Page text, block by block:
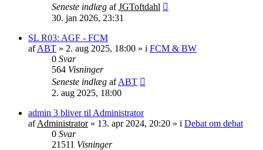
Seneste indlæg afJGToftdahl
30. jan 2026, 23:31
SL R03: AGF - FCM
afABT » 2. aug 2025, 18:00 » i FCM & BW
0 Svar
564 Visninger
Seneste indlæg afABT
2. aug 2025, 18:00
admin 3 bliver til Administrator
afAdministrator» 13. apr 2024, 20:20 » i Debat om debat
0 Svar
21511 Visninger